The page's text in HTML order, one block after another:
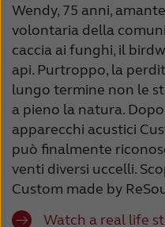
Wendy, 75 anni,
volontaria della
caccia ai funghi, il
api. Purtroppo, la
lungo termine non le
a pieno la natura.
apparecchi acustici
può finalmente
venti diversi uccelli.
Custom made by
Watch a real life